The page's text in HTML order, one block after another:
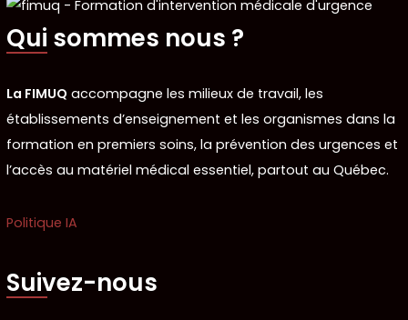
Qui sommes nous ?
La FIMUQ accompagne les milieux de travail, les
établissements d’enseignement et les organismes dans la
formation en premiers soins, la prévention des urgences et
l’accès au matériel médical essentiel, partout au Québec.
Politique IA
Suivez-nous